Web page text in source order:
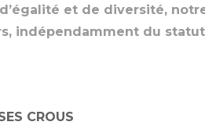
et de diversité,
indépendamment du
CROUS